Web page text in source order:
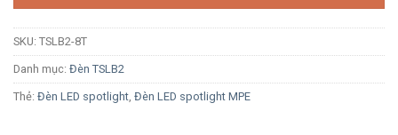
SKU: TSLB2-8T
Danh mục: Đèn TSLB2
Thẻ: Đèn LED spotlight Đèn LED spotlight MPE